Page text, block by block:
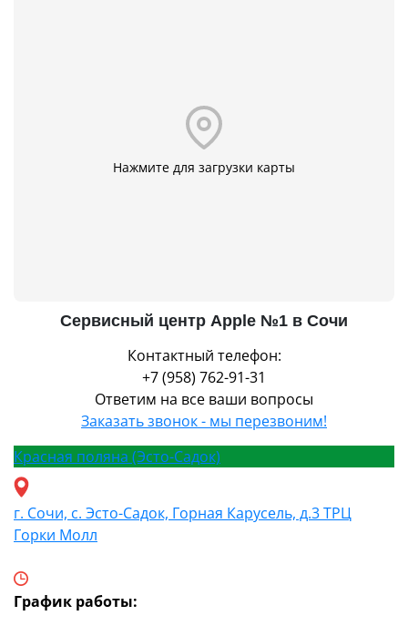
Нажмите для загрузки карты
Сервисный центр Apple №1 в Сочи
Контактный телефон:
+7 (958) 762-91-31
Ответим на все ваши вопросы
Заказать звонок - мы перезвоним!
Красная поляна (Эсто-Садок)
г. Сочи, с. Эсто-Садок, Горная Карусель, д.3 ТРЦ
Горки Молл
График работы: